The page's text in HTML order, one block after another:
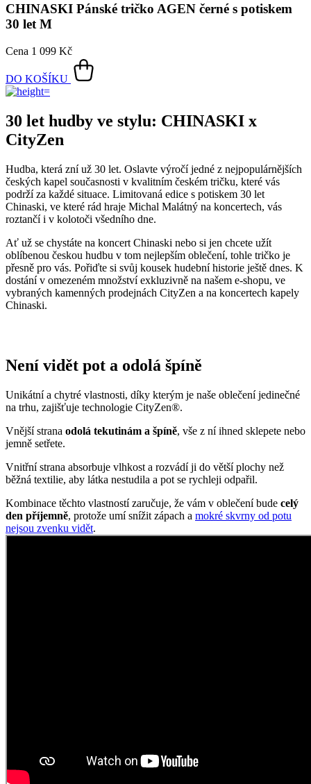
CHINASKI Pánské tričko AGEN černé s potiskem
30 let M
Cena 1 099 Kč
DO KOŠÍKU
30 let hudby ve stylu: CHINASKI x
CityZen
Hudba, která zní už 30 let. Oslavte výročí jedné z nejpopulárnějších
českých kapel současnosti v kvalitním českém tričku, které vás
podrží za každé situace. Limitovaná edice s potiskem 30 let
Chinaski, ve které rád hraje Michal Malátný na koncertech, vás
roztančí i v kolotoči všedního dne.
Ať už se chystáte na koncert Chinaski nebo si jen chcete užít
oblíbenou českou hudbu v tom nejlepším oblečení, tohle tričko je
přesně pro vás. Pořiďte si svůj kousek hudební historie ještě dnes. K
dostání v omezeném množství exkluzivně na našem e-shopu, ve
vybraných kamenných prodejnách CityZen a na koncertech kapely
Chinaski.
Není vidět pot a odolá špíně
Unikátní a chytré vlastnosti, díky kterým je naše oblečení jedinečné
na trhu, zajišťuje technologie CityZen®.
Vnější strana odolá tekutinám a špíně, vše z ní ihned sklepete nebo
jemně setřete.
Vnitřní strana absorbuje vlhkost a rozvádí ji do větší plochy než
běžná textilie, aby látka nestudila a pot se rychleji odpařil.
Kombinace těchto vlastností zaručuje, že vám v oblečení bude celý
den příjemně, protože umí snížit zápach a mokré skvrny od potu
nejsou zvenku vidět.